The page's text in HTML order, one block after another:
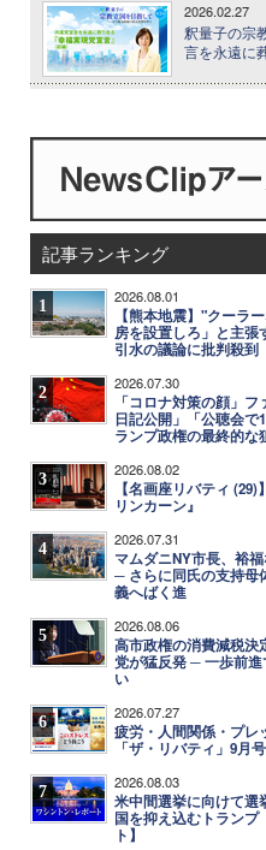
2026.02.27
釈量子の宗
言を永遠に
記事ランキング
1 2026.08.01
【熊本地震】"クーラ
房を設置しろ」と主
引水の議論に批判殺到
2 2026.07.30
「コロナ対策の顔」
日記公開」「公聴会で
ランプ政権の最終的な
3 2026.08.02
【名画座リバティ
リンカーン』
4 2026.07.31
マムダニNY市長、裕
─ さらに同氏の支持母
義へばく進
5 2026.08.06
高市政権の消費減税決
党が猛反発 ─ 一歩前
い
6 2026.07.27
疲労・人間関係・プ
「ザ・リバティ」9月
7 2026.08.03
米中間選挙に向けて選
国を抑え込むトラン
ト】